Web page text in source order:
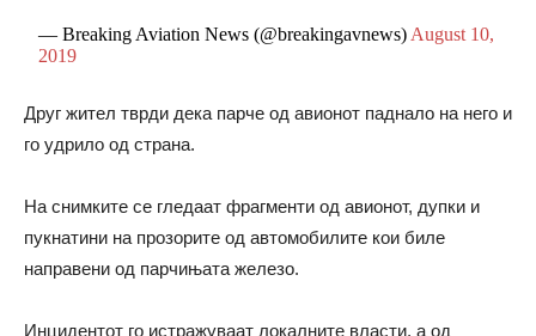
— Breaking Aviation News (@breakingavnews) August 10,
2019
Друг жител тврди дека парче од авионот паднало на него и
го удрило од страна.
На снимките се гледаат фрагменти од авионот, дупки и
пукнатини на прозорите од автомобилите кои биле
направени од парчињата железо.
Инцидентот го истражуваат локалните власти, а од